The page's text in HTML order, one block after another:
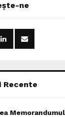
ne
Recente